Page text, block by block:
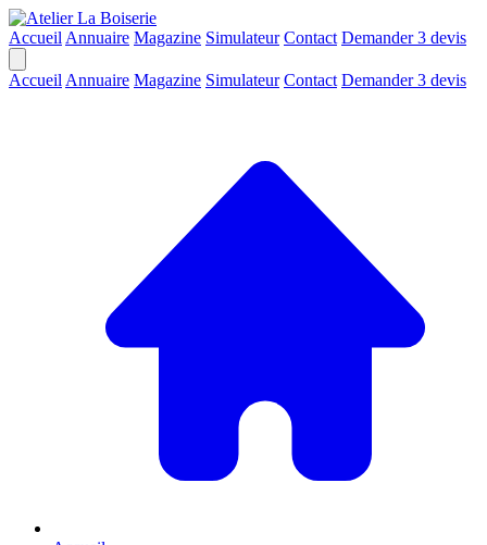
Accueil Annuaire Magazine Simulateur Contact Demander 3 devis
Accueil Annuaire Magazine Simulateur Contact Demander 3 devis